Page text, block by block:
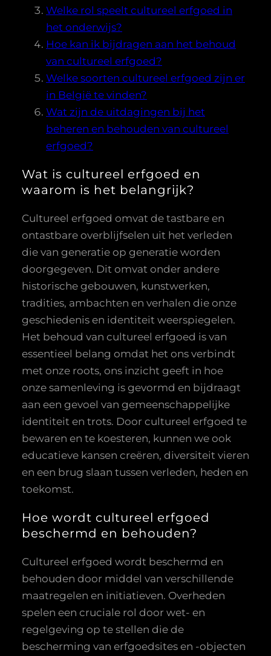
Welke rol speelt cultureel erfgoed in
het onderwijs?
Hoe kan ik bijdragen aan het behoud
van cultureel erfgoed?
Welke soorten cultureel erfgoed zijn er
in België te vinden?
Wat zijn de uitdagingen bij het
beheren en behouden van cultureel
erfgoed?
Wat is cultureel erfgoed en
waarom is het belangrijk?
Cultureel erfgoed omvat de tastbare en
ontastbare overblijfselen uit het verleden
die van generatie op generatie worden
doorgegeven. Dit omvat onder andere
historische gebouwen, kunstwerken,
tradities, ambachten en verhalen die onze
geschiedenis en identiteit weerspiegelen.
Het behoud van cultureel erfgoed is van
essentieel belang omdat het ons verbindt
met onze roots, ons inzicht geeft in hoe
onze samenleving is gevormd en bijdraagt
aan een gevoel van gemeenschappelijke
identiteit en trots. Door cultureel erfgoed te
bewaren en te koesteren, kunnen we ook
educatieve kansen creëren, diversiteit vieren
en een brug slaan tussen verleden, heden en
toekomst.
Hoe wordt cultureel erfgoed
beschermd en behouden?
Cultureel erfgoed wordt beschermd en
behouden door middel van verschillende
maatregelen en initiatieven. Overheden
spelen een cruciale rol door wet- en
regelgeving op te stellen die de
bescherming van erfgoedsites en -objecten